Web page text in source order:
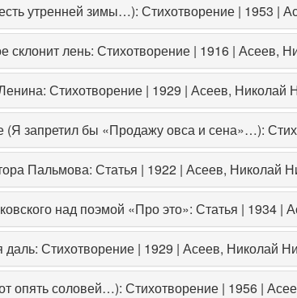
утренней зимы…): Стихотворение | 1953 |
склонит лень: Стихотворение | 1916 | Асеев,
Стихотворение | 1929 | Асеев, Николай
(Я запретил бы «Продажу овса и сена»…):
Пальмова: Статья | 1922 | Асеев, Николай
над поэмой «Про это»: Статья | 1934 |
Стихотворение | 1929 | Асеев, Николай
опять соловей…): Стихотворение | 1956 |